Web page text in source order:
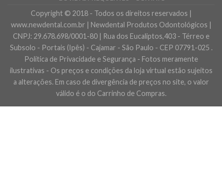
Copyright © 2018 - Todos os direitos reservados |
www.newdental.com.br | Newdental Produtos Odontológicos |
CNPJ: 29.678.698/0001-80 | Rua dos Eucaliptos,403 - Térreo e
Subsolo - Portais (Ipês) - Cajamar - São Paulo - CEP 07791-025 .
Política de Privacidade e Segurança - Fotos meramente
ilustrativas - Os preços e condições da loja virtual estão sujeitos
a alterações. Em caso de divergência de preços no site, o valor
válido é o do Carrinho de Compras.